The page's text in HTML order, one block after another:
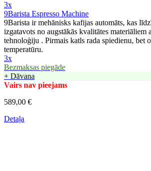
3x
9Barista Espresso Machine
9Barista ir mehānisks kafijas automāts, kas
izgatavots no augstākās kvalitātes materiāliem
tehnoloģiju . Pirmais katls rada spiedienu, bet
temperatūru.
3x
Bezmaksas piegāde
+ Dāvana
Vairs nav pieejams
589,00 €
Detaļa